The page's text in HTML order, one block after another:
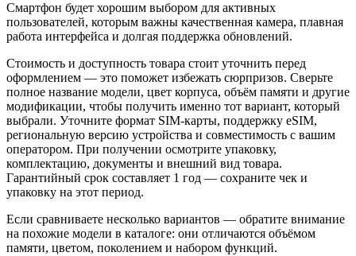
Смартфон будет хорошим выбором для активных
пользователей, которым важны качественная камера, плавная
работа интерфейса и долгая поддержка обновлений.
Стоимость и доступность товара стоит уточнить перед
оформлением — это поможет избежать сюрпризов. Сверьте
полное название модели, цвет корпуса, объём памяти и другие
модификации, чтобы получить именно тот вариант, который
выбрали. Уточните формат SIM-карты, поддержку eSIM,
региональную версию устройства и совместимость с вашим
оператором. При получении осмотрите упаковку,
комплектацию, документы и внешний вид товара.
Гарантийный срок составляет 1 год — сохраните чек и
упаковку на этот период.
Если сравниваете несколько вариантов — обратите внимание
на похожие модели в каталоге: они отличаются объёмом
памяти, цветом, поколением и набором функций.